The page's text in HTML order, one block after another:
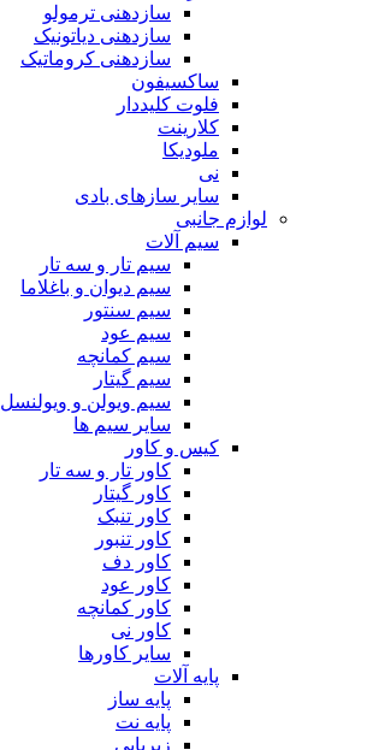
سازدهنی ترمولو
سازدهنی دیاتونیک
سازدهنی کروماتیک
ساکسیفون
فلوت کلیددار
کلارینت
ملودیکا
نی
سایر سازهای بادی
لوازم جانبی
سیم آلات
سیم تار و سه تار
سیم دیوان و باغلاما
سیم سنتور
سیم عود
سیم کمانچه
سیم گیتار
سیم ویولن و ویولنسل
سایر سیم ها
کیس و کاور
کاور تار و سه تار
کاور گیتار
کاور تنبک
کاور تنبور
کاور دف
کاور عود
کاور کمانچه
کاور نی
سایر کاورها
پایه آلات
پایه ساز
پایه نت
زیرپایی